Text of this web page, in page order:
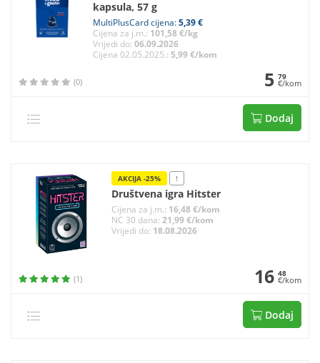
kapsula, 57 g
MultiPlusCard cijena:5,39 €
Cijena za j.m.: 101,58 €/kg
Vrijedi do: 06.09.2026
Cijena 02.05.2025.: 5,99 €/kom
(0) 5 79
€/kom
Dodaj
AKCIJA -25% !
Društvena igra Hitster
Cijena za j.m.: 16,48 €/kom
NC 30 dana: 21,99 €/kom
Vrijedi do: 18.08.2026
(1) 16 48
€/kom
Dodaj